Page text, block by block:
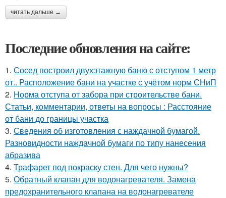
читать дальше →
Последние обновления на сайте:
1. Сосед построил двухэтажную баню с отступом 1 метр
от.. Расположение бани на участке с учётом норм СНиП
2. Норма отступа от забора при строительстве бани.
Статьи, комментарии, ответы на вопросы : Расстояние
от бани до границы участка
3. Сведения об изготовления с наждачной бумагой.
Разновидности наждачной бумаги по типу нанесения
абразива
4. Трафарет под покраску стен. Для чего нужны?
5. Обратный клапан для водонагревателя. Замена
предохранительного клапана на водонагревателе